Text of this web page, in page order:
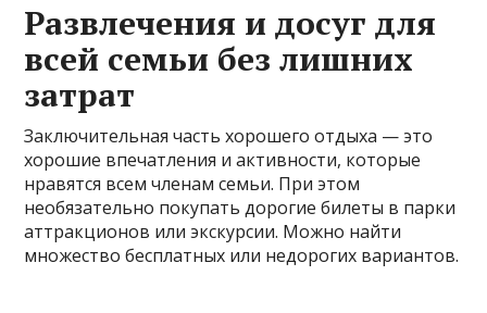
Развлечения и досуг для
всей семьи без лишних
затрат
Заключительная часть хорошего отдыха — это
хорошие впечатления и активности, которые
нравятся всем членам семьи. При этом
необязательно покупать дорогие билеты в парки
аттракционов или экскурсии. Можно найти
множество бесплатных или недорогих вариантов.